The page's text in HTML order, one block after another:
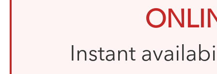
Instant